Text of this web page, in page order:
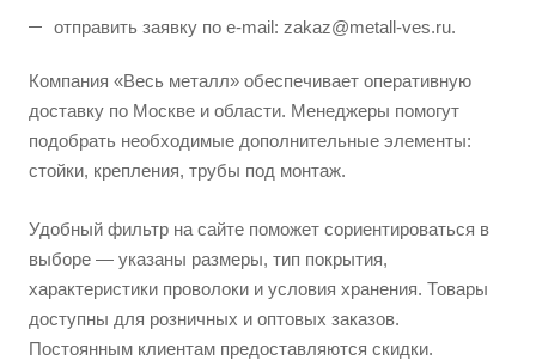
отправить заявку по e-mail: zakaz@metall-ves.ru.
Компания «Весь металл» обеспечивает оперативную
доставку по Москве и области. Менеджеры помогут
подобрать необходимые дополнительные элементы:
стойки, крепления, трубы под монтаж.
Удобный фильтр на сайте поможет сориентироваться в
выборе — указаны размеры, тип покрытия,
характеристики проволоки и условия хранения. Товары
доступны для розничных и оптовых заказов.
Постоянным клиентам предоставляются скидки.